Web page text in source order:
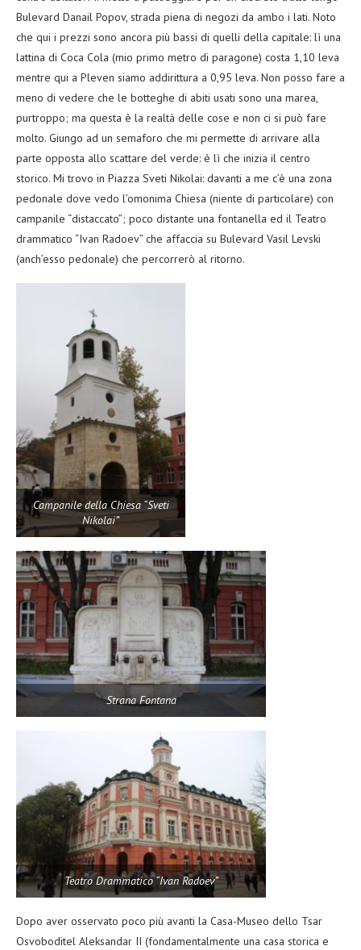
Bulevard Danail Popov, strada piena di negozi da ambo i lati. Noto
che qui i prezzi sono ancora più bassi di quelli della capitale: lì una
lattina di Coca Cola (mio primo metro di paragone) costa 1,10 leva
mentre qui a Pleven siamo addirittura a 0,95 leva. Non posso fare a
meno di vedere che le botteghe di abiti usati sono una marea,
purtroppo; ma questa è la realtà delle cose e non ci si può fare
molto. Giungo ad un semaforo che mi permette di arrivare alla
parte opposta allo scattare del verde: è lì che inizia il centro
storico. Mi trovo in Piazza Sveti Nikolai: davanti a me c’è una zona
pedonale dove vedo l’omonima Chiesa (niente di particolare) con
campanile “distaccato”; poco distante una fontanella ed il Teatro
drammatico “Ivan Radoev” che affaccia su Bulevard Vasil Levski
(anch’esso pedonale) che percorrerò al ritorno.
Campanile della Chiesa “Sveti
Nikolai”
Strana Fontana
Teatro Drammatico “Ivan Radoev”
Dopo aver osservato poco più avanti la Casa-Museo dello Tsar
Osvoboditel Aleksandar II (fondamentalmente una casa storica e